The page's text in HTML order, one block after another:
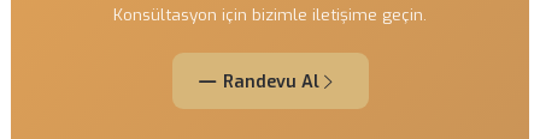
Ameliyat sonrası sonuçlar, zamanla daha belirgin hale gelir. İlk
ve kalıcı sonuçların elde edilmesi için birkaç ay geçmesi gerekebilir.
Hastaların, bu süreçte sabırlı olmaları ve doktor tavsiyelerine
büyük önem taşır. Böylece, istenmeyen sonuçların önüne geçilmiş